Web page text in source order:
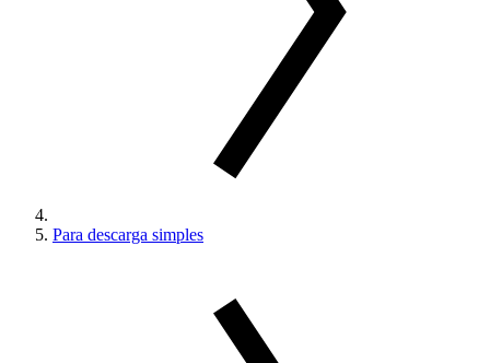
Para descarga simples